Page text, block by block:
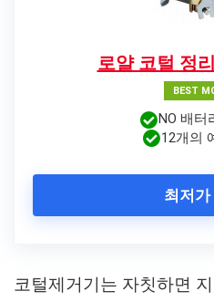
로얄 코털 정
BEST
NO 배터
12개의
최저가
코털제거기는 자칫하면